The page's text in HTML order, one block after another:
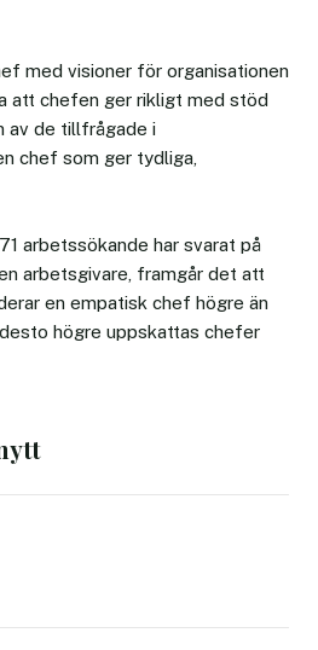
med visioner för organisationen
att chefen ger rikligt med stöd
av de tillfrågade i
chef som ger tydliga,
arbetssökande har svarat på
arbetsgivare, framgår det att
en empatisk chef högre än
högre uppskattas chefer